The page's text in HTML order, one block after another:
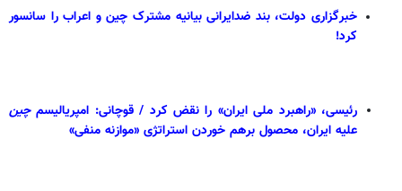
خبرگزاری دولت، بند ضدایرانی بیانیه مشترک چین و اعراب را سانسور
کرد!
رئیسی، «راهبرد ملی ایران» را نقض کرد / قوچانی: امپریالیسمچین
علیه ایران، محصول برهم خوردن استراتژی «موازنه منفی»